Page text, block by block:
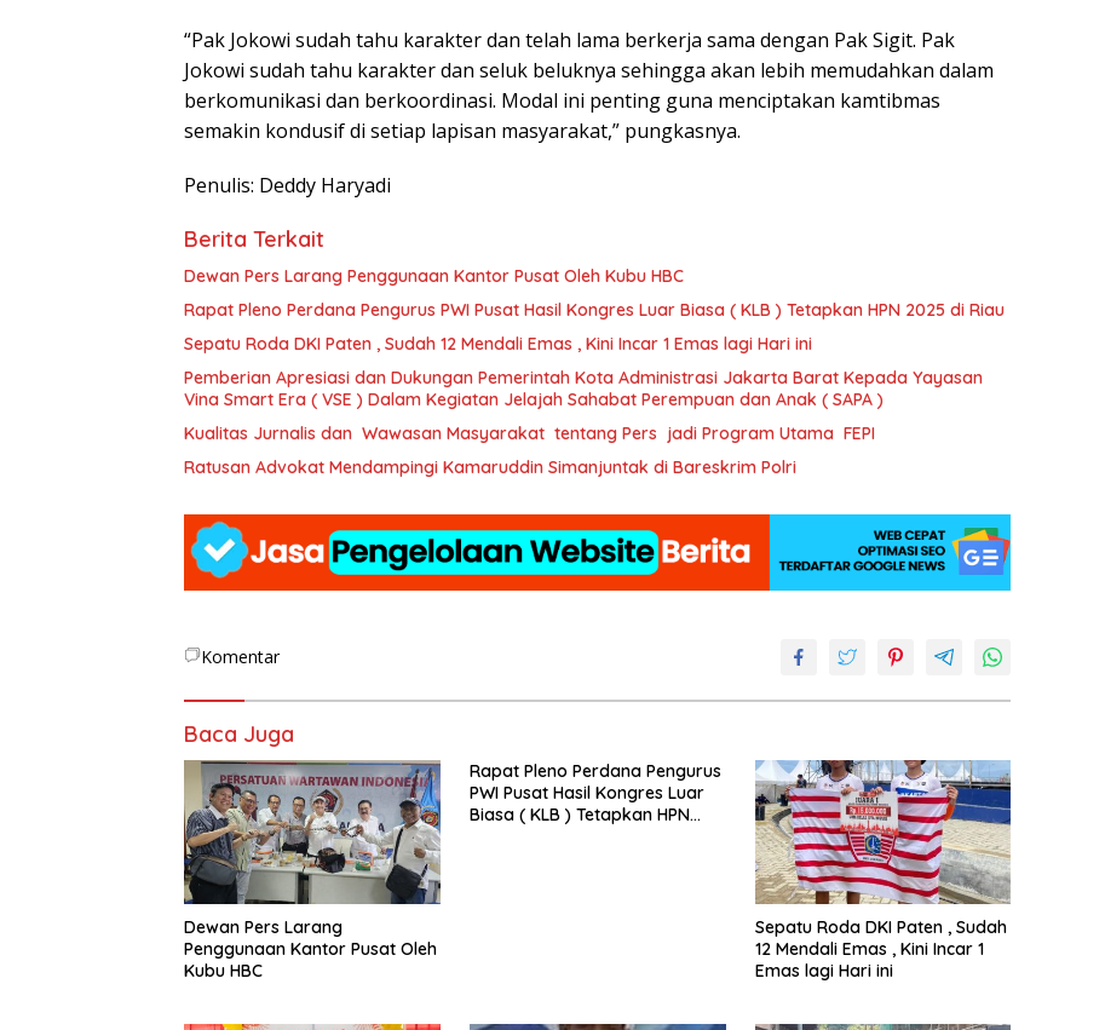
“Pak Jokowi sudah tahu karakter dan telah lama berkerja sama dengan Pak Sigit. Pak
Jokowi sudah tahu karakter dan seluk beluknya sehingga akan lebih memudahkan dalam
berkomunikasi dan berkoordinasi. Modal ini penting guna menciptakan kamtibmas
semakin kondusif di setiap lapisan masyarakat,” pungkasnya.
Penulis: Deddy Haryadi
Berita Terkait
Dewan Pers Larang Penggunaan Kantor Pusat Oleh Kubu HBC
Rapat Pleno Perdana Pengurus PWI Pusat Hasil Kongres Luar Biasa ( KLB ) Tetapkan HPN 2025 di Riau
Sepatu Roda DKI Paten , Sudah 12 Mendali Emas , Kini Incar 1 Emas lagi Hari ini
Pemberian Apresiasi dan Dukungan Pemerintah Kota Administrasi Jakarta Barat Kepada Yayasan
Vina Smart Era ( VSE ) Dalam Kegiatan Jelajah Sahabat Perempuan dan Anak ( SAPA )
Kualitas Jurnalis dan Wawasan Masyarakat tentang Pers jadi Program Utama FEPI
Ratusan Advokat Mendampingi Kamaruddin Simanjuntak di Bareskrim Polri
Komentar
Baca Juga
Dewan Pers Larang
Penggunaan Kantor Pusat Oleh
Kubu HBC
Rapat Pleno Perdana Pengurus
PWI Pusat Hasil Kongres Luar
Biasa ( KLB ) Tetapkan HPN
Sepatu Roda DKI Paten , Sudah
12 Mendali Emas , Kini Incar 1
Emas lagi Hari ini